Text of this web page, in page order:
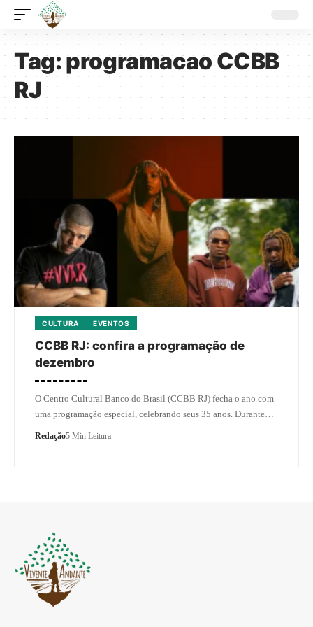
Tag:programacao CCBB
RJ
CULTURA EVENTOS
CCBB RJ: confira a programação de
dezembro
O Centro Cultural Banco do Brasil (CCBB RJ) fecha o ano com
uma programação especial, celebrando seus 35 anos. Durante…
Redação5 Min Leitura